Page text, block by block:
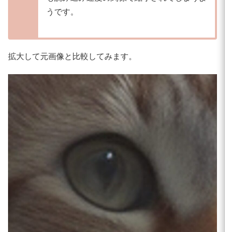
うです。
拡大して元画像と比較してみます。